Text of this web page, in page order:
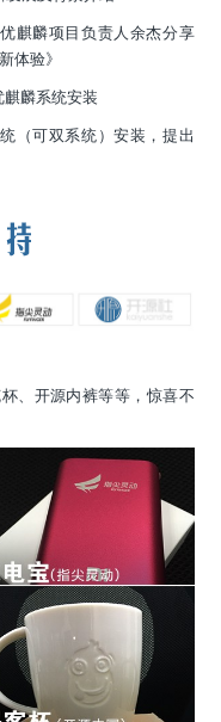
麒麟项目负责人余杰分享
体验》
麒麟系统安装
（可双系统）安装，提出
、开源内裤等等，惊喜不